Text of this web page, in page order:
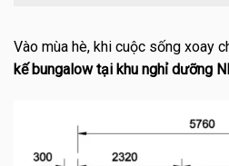
Vào mùa hè, khi cuộc sống xoay
kế bungalow tại khu nghỉ dưỡng